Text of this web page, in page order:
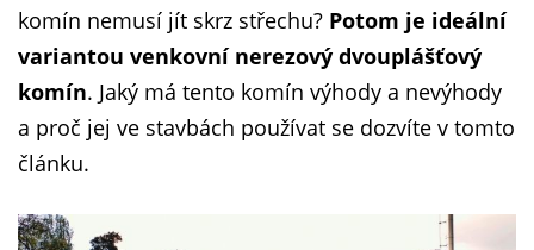
komín nemusí jít skrz střechu? Potom je ideální
variantou venkovní nerezový dvouplášťový
komín. Jaký má tento komín výhody a nevýhody
a proč jej ve stavbách používat se dozvíte v tomto
článku.